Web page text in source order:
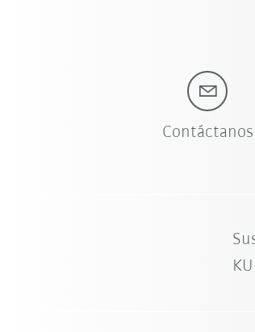
Contáctanos